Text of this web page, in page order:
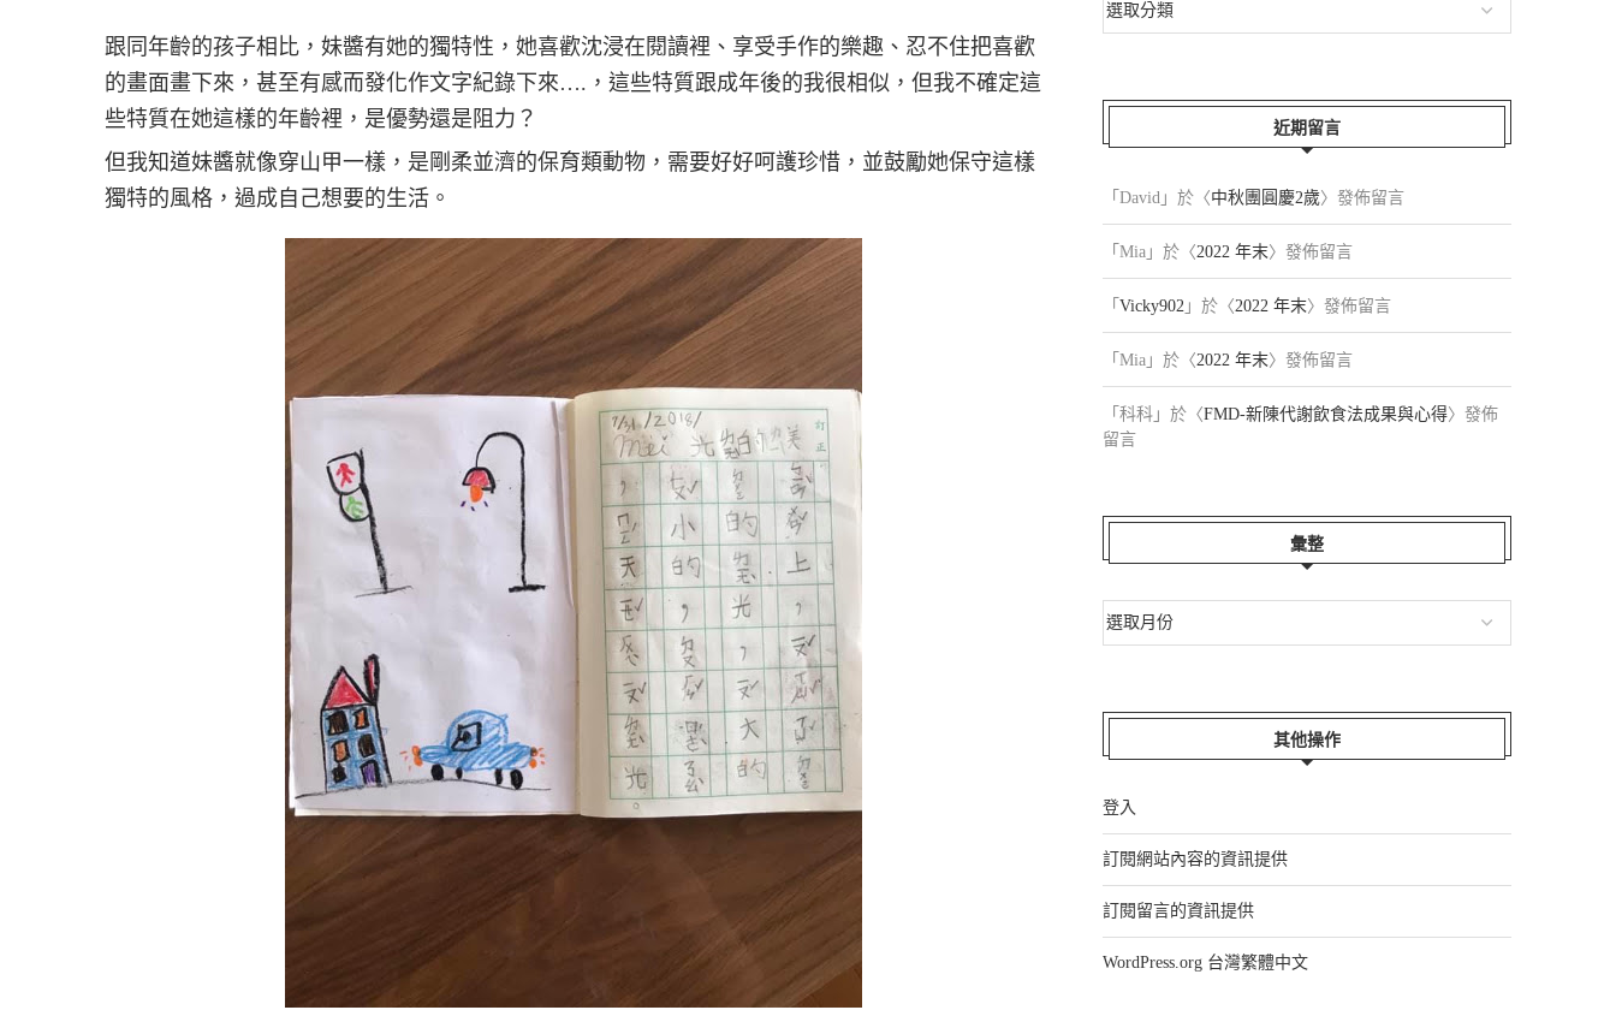
跟同年齡的孩子相比，妹醬有她的獨特性，她喜歡沈浸在閱讀裡、享受手作的樂趣、忍不住把喜歡
的畫面畫下來，甚至有感而發化作文字紀錄下來….，這些特質跟成年後的我很相似，但我不確定這
些特質在她這樣的年齡裡，是優勢還是阻力？
但我知道妹醬就像穿山甲一樣，是剛柔並濟的保育類動物，需要好好呵護珍惜，並鼓勵她保守這樣
獨特的風格，過成自己想要的生活。
近期留言
「 David 」於〈中秋團圓慶2歲〉發佈留言
「 Mia 」於〈2022 年末〉發佈留言
「 Vicky902 」於〈2022 年末〉發佈留言
「 Mia 」於〈2022 年末〉發佈留言
「 科科 」於〈FMD-新陳代謝飲食法成果與心得〉發佈
留言
彙整
其他操作
登入
訂閱網站內容的資訊提供
訂閱留言的資訊提供
WordPress.org 台灣繁體中文